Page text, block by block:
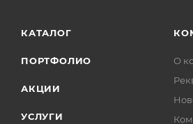
КАТАЛОГ
ПОРТФОЛИО
АКЦИИ
УСЛУГИ
О